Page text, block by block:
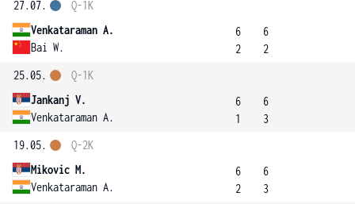
27.07.
Venkataraman A.
Bai W.
Q-1K
6
2
6
2
25.05.
Jankanj V.
Venkataraman A.
Q-1K
6
1
6
3
19.05.
Mikovic M.
Venkataraman A.
Q-2K
6
2
6
3